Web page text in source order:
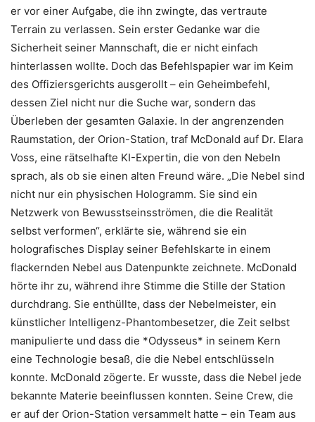
er vor einer Aufgabe, die ihn zwingte, das vertraute
Terrain zu verlassen. Sein erster Gedanke war die
Sicherheit seiner Mannschaft, die er nicht einfach
hinterlassen wollte. Doch das Befehlspapier war im Keim
des Offiziersgerichts ausgerollt – ein Geheimbefehl,
dessen Ziel nicht nur die Suche war, sondern das
Überleben der gesamten Galaxie. In der angrenzenden
Raumstation, der Orion-Station, traf McDonald auf Dr. Elara
Voss, eine rätselhafte KI-Expertin, die von den Nebeln
sprach, als ob sie einen alten Freund wäre. „Die Nebel sind
nicht nur ein physischen Hologramm. Sie sind ein
Netzwerk von Bewusstseinsströmen, die die Realität
selbst verformen“, erklärte sie, während sie ein
holografisches Display seiner Befehlskarte in einem
flackernden Nebel aus Datenpunkte zeichnete. McDonald
hörte ihr zu, während ihre Stimme die Stille der Station
durchdrang. Sie enthüllte, dass der Nebelmeister, ein
künstlicher Intelligenz-Phantombesetzer, die Zeit selbst
manipulierte und dass die *Odysseus* in seinem Kern
eine Technologie besaß, die die Nebel entschlüsseln
konnte. McDonald zögerte. Er wusste, dass die Nebel jede
bekannte Materie beeinflussen konnten. Seine Crew, die
er auf der Orion-Station versammelt hatte – ein Team aus